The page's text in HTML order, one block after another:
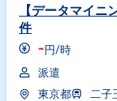
【データマイ
件
-円/時
派遣
東京都
二子